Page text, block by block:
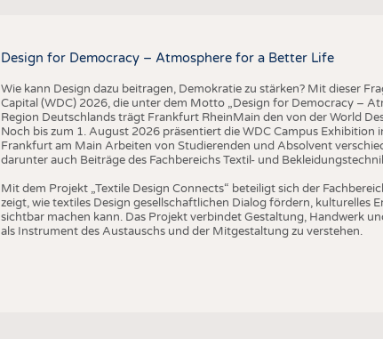
AUSSCHREIBUNGEN
DTV AUSSCHREIBUNGSDIENST
TERMINE
BRANCHENTERMINE
Design for Democracy – Atmosphere for a Better Life
Wie kann Design dazu beitragen, Demokratie zu stärken? Mit dieser
Capital (WDC) 2026, die unter dem Motto „Design for Democracy –
Region Deutschlands trägt Frankfurt RheinMain den von der World
Noch bis zum 1. August 2026 präsentiert die WDC Campus Exhibition
Frankfurt am Main Arbeiten von Studierenden und Absolvent
darunter auch Beiträge des Fachbereichs Textil- und
Mit dem Projekt „Textile Design Connects“ beteiligt sich der
zeigt, wie textiles Design gesellschaftlichen Dialog fördern, kulturelles
sichtbar machen kann. Das Projekt verbindet Gestaltung, Handwerk
als Instrument des Austauschs und der Mitgestaltung zu verstehen.